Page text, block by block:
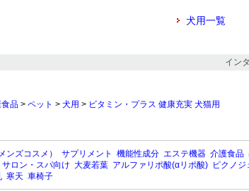
犬用一覧
イン
品 > ペット > 犬用 > ビタミン・プラス 健康充実 犬猫用
ンズコスメ） サプリメント 機能性成分 エステ機器 介護食品
ロン・スパ向け 大麦若葉 アルファリポ酸(αリポ酸) ピクノジ
寒天 車椅子